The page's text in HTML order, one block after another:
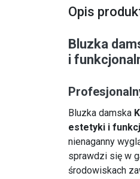
Opis
Bluzka
i
Bluzka damska
estetyki i
nienaganny
sprawdzi się w
środowiskach